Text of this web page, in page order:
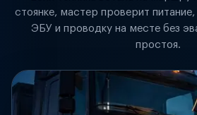
стоянке, мастер проверит
ЭБУ и проводку на месте без
простоя.